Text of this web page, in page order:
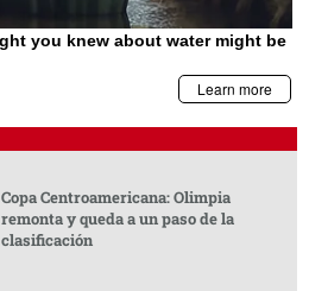
Copa Centroamericana: Olimpia
remonta y queda a un paso de la
clasificación